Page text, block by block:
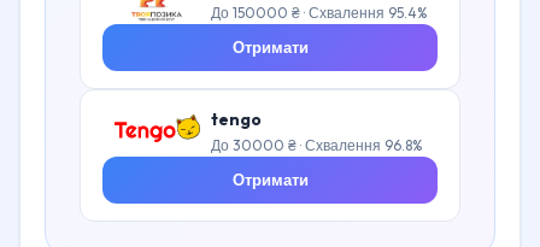
До 150000 ₴ · Схвалення 95.4%
Отримати
tengo
До 30000 ₴ · Схвалення 96.8%
Отримати